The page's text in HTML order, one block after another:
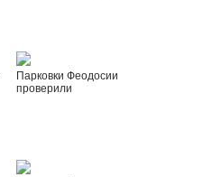
Парковки Феодосии
проверили